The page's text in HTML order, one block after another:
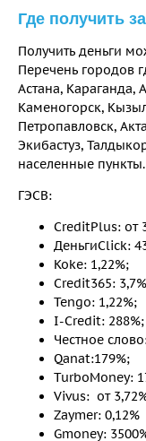
Где получить
Получить деньги
Перечень городов
Астана, Караганда,
Каменогорск,
Петропавловск,
Экибастуз,
населенные пункты.
ГЭСВ:
CreditPlus: от
ДеньгиClick:
Koke: 1,22%;
Credit365:
Tengo: 1,22%;
I-Credit: 288%;
Честное
Qanat:179%;
TurboMoney:
Vivus: от
Zaymer: 0,12%
Gmoney: